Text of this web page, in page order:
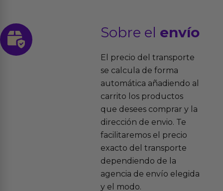
Sobre el envío
El precio del transporte
se calcula de forma
automática añadiendo al
carrito los productos
que desees comprar y la
dirección de envio. Te
facilitaremos el precio
exacto del transporte
dependiendo de la
agencia de envío elegida
y el modo.